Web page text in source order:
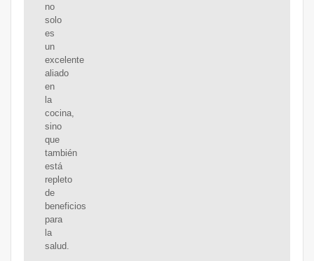
no
solo
es
un
excelente
aliado
en
la
cocina,
sino
que
también
está
repleto
de
beneficios
para
la
salud.